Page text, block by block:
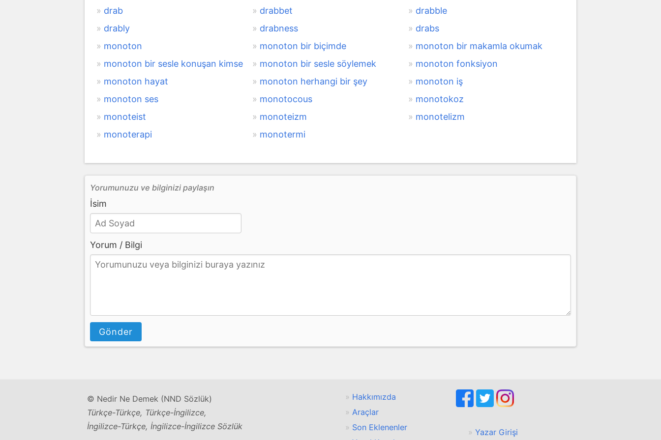
drab drabbet
drabble
drably
drabness
drabs
monoton
monoton bir biçimde
monoton bir makamla okumak
monoton bir sesle konuşan kimse
monoton bir sesle söylemek
monoton fonksiyon
monoton hayat
monoton herhangi bir şey
monoton iş
monoton ses
monotocous
monotokoz
monoteist
monoteizm
monotelizm
monoterapi
monotermi
Yorumunuzu ve bilginizi paylaşın
İsim
Yorum / Bilgi
Gönder
© Nedir Ne Demek (NND Sözlük)
Türkçe-Türkçe, Türkçe-İngilizce,
İngilizce-Türkçe, İngilizce-İngilizce Sözlük
Hakkımızda
Araçlar
Son Eklenenler
Yazar Girişi